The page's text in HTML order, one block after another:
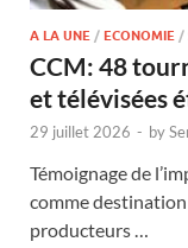
A LA UNE / ECONOMIE /
CCM: 48
et télévisées
29 juillet 2026 - by
Témoignage de
comme
producteurs …